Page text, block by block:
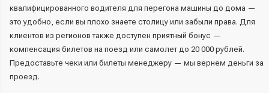
квалифицированного водителя для перегона машины до дома —
это удобно, если вы плохо знаете столицу или забыли права. Для
клиентов из регионов также доступен приятный бонус —
компенсация билетов на поезд или самолет до 20 000 рублей.
Предоставьте чеки или билеты менеджеру — мы вернем деньги за
проезд.